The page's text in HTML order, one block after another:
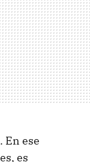
En ese
es